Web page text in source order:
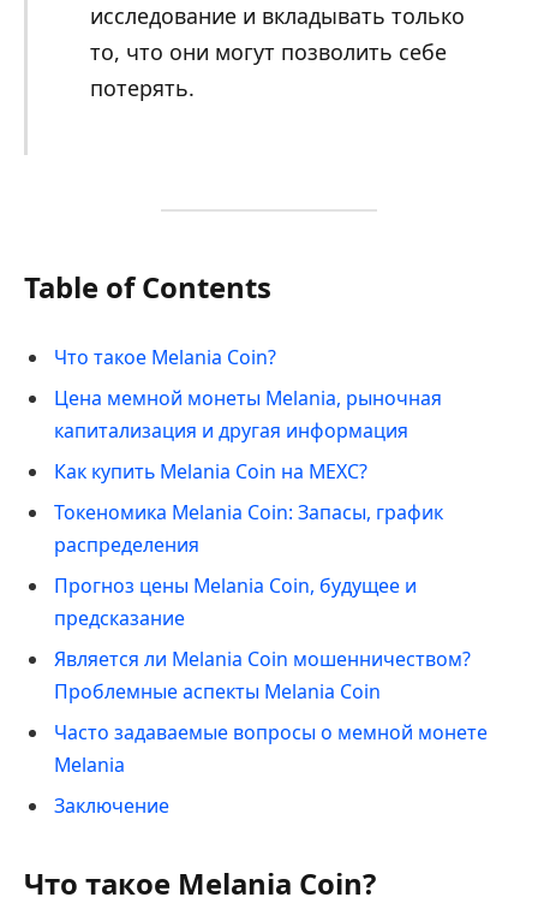
исследование и вкладывать только
то, что они могут позволить себе
потерять.
Table of Contents
Что такое Melania Coin?
Цена мемной монеты Melania, рыночная
капитализация и другая информация
Как купить Melania Coin на MEXC?
Токеномика Melania Coin: Запасы, график
распределения
Прогноз цены Melania Coin, будущее и
предсказание
Является ли Melania Coin мошенничеством?
Проблемные аспекты Melania Coin
Часто задаваемые вопросы о мемной монете
Melania
Заключение
Что такое Melania Coin?